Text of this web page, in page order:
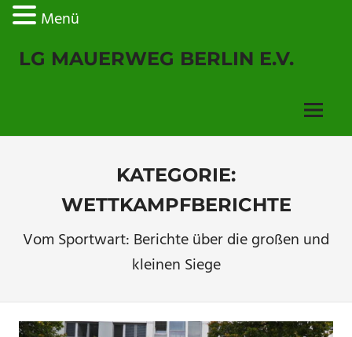
InhaltLG MAUERWEG BERLIN E.V.
Menu
KATEGORIE:
WETTKAMPFBERICHTE
Vom Sportwart: Berichte über die großen und
kleinen Siege
Menü